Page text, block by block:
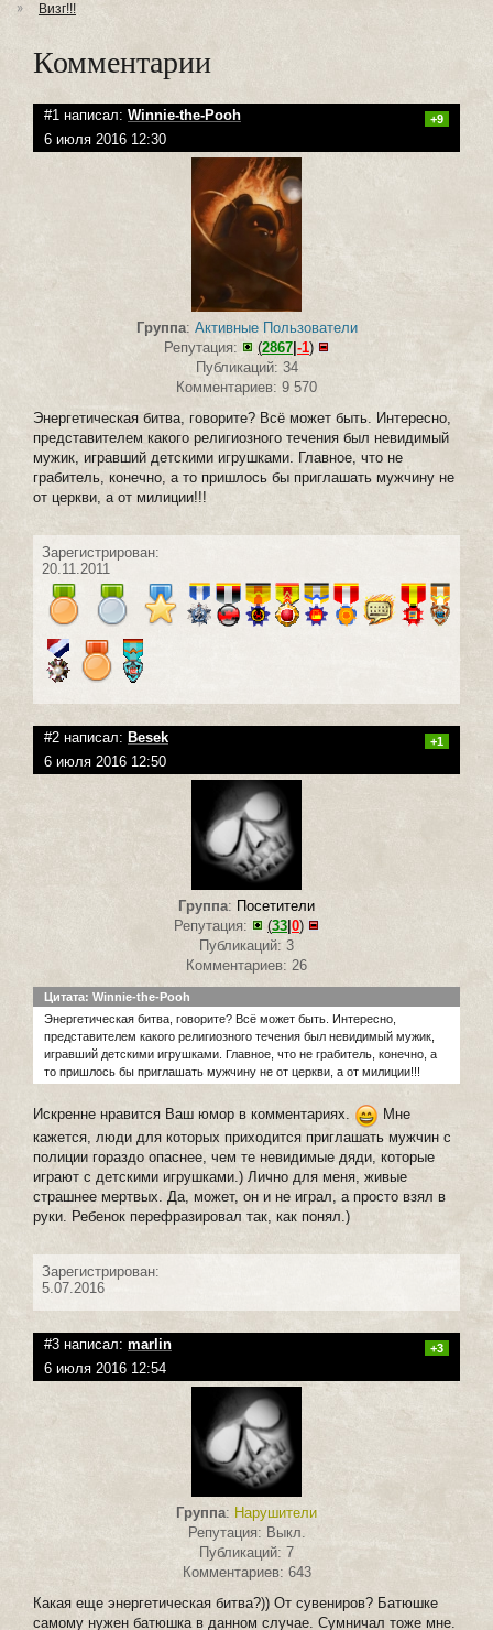
Визг!!!
Комментарии
#1 написал: Winnie-the-Pooh +9
6 июля 2016 12:30
Группа: Активные Пользователи
Репутация:
(2867 -1)
Публикаций: 34
Комментариев: 9 570
Энергетическая битва, говорите? Всё может быть. Интересно,
представителем какого религиозного течения был невидимый
мужик, игравший детскими игрушками. Главное, что не
грабитель, конечно, а то пришлось бы приглашать мужчину не
от церкви, а от милиции!!!
Зарегистрирован:
20.11.2011
#2 написал: Besek +1
6 июля 2016 12:50
Группа: Посетители
Репутация:
(33 0)
Публикаций: 3
Комментариев: 26
Цитата: Winnie-the-Pooh
Энергетическая битва, говорите? Всё может быть. Интересно,
представителем какого религиозного течения был невидимый мужик,
игравший детскими игрушками. Главное, что не грабитель, конечно, а
то пришлось бы приглашать мужчину не от церкви, а от милиции!!!
Искренне нравится Ваш юмор в комментариях.
Мне
кажется, люди для которых приходится приглашать мужчин с
полиции гораздо опаснее, чем те невидимые дяди, которые
играют с детскими игрушками.) Лично для меня, живые
страшнее мертвых. Да, может, он и не играл, а просто взял в
руки. Ребенок перефразировал так, как понял.)
Зарегистрирован:
5.07.2016
#3 написал: marlin +3
6 июля 2016 12:54
Группа: Нарушители
Репутация: Выкл.
Публикаций: 7
Комментариев: 643
Какая еще энергетическая битва?)) От сувениров? Батюшке
самому нужен батюшка в данном случае. Сумничал тоже мне.